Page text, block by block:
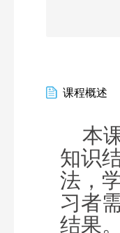
课程概述
本
知识
法，
习者
结果